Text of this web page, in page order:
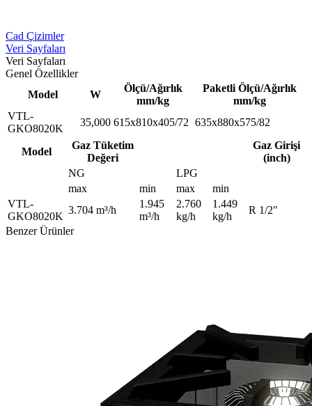
Cad Çizimler
Veri Sayfaları
Veri Sayfaları
Genel Özellikler
Model
W
Ölçü/Ağırlık
mm/kg
Paketli Ölçü/Ağırlık
mm/kg
VTL-
GKO8020K
35,000 615x810x405/72 635x880x575/82
Model
Gaz Tüketim
Değeri
Gaz Girişi
(inch)
NG
LPG
max
min max
min
VTL-
GKO8020K
3.704 m³/h
1.945
m³/h
2.760
kg/h
1.449
kg/h
R 1/2"
Benzer Ürünler